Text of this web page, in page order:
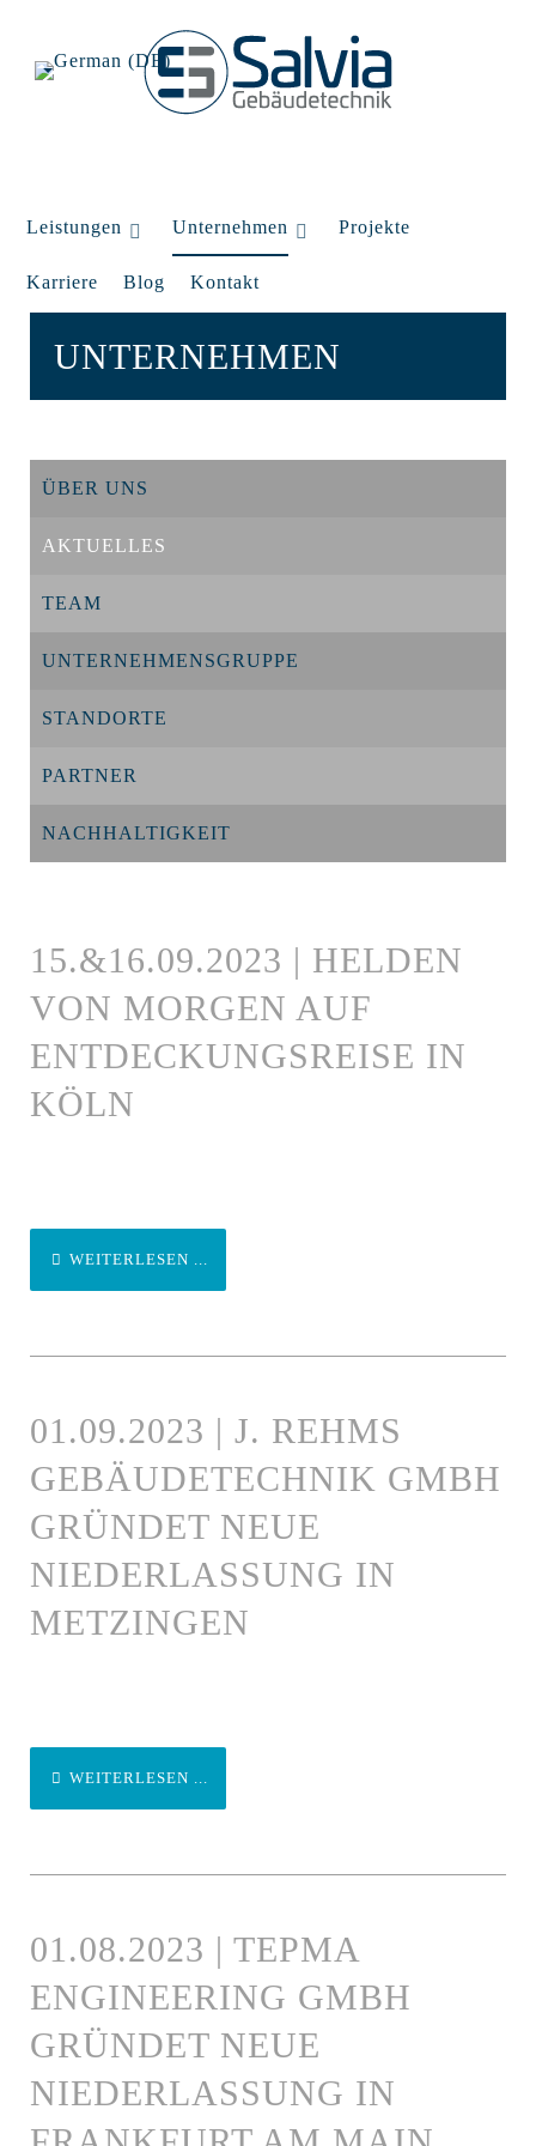
Leistungen Unternehmen Projekte
Karriere Blog Kontakt
UNTERNEHMEN
ÜBER UNS
AKTUELLES
TEAM
UNTERNEHMENSGRUPPE
STANDORTE
PARTNER
NACHHALTIGKEIT
15.&16.09.2023 | HELDEN
VON MORGEN AUF
ENTDECKUNGSREISE IN
KÖLN
WEITERLESEN ...
01.09.2023 | J. REHMS
GEBÄUDETECHNIK GMBH
GRÜNDET NEUE
NIEDERLASSUNG IN
METZINGEN
WEITERLESEN ...
01.08.2023 | TEPMA
ENGINEERING GMBH
GRÜNDET NEUE
NIEDERLASSUNG IN